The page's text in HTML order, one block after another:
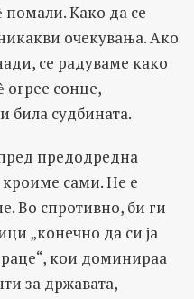
помали. Како да се
очекувања. Ако
се радуваме како
огрее сонце,
била судбината.
предодредна
кроиме сами. Не е
Во спротивно, би ги
„конечно да си ја
кои доминираа
за државата,